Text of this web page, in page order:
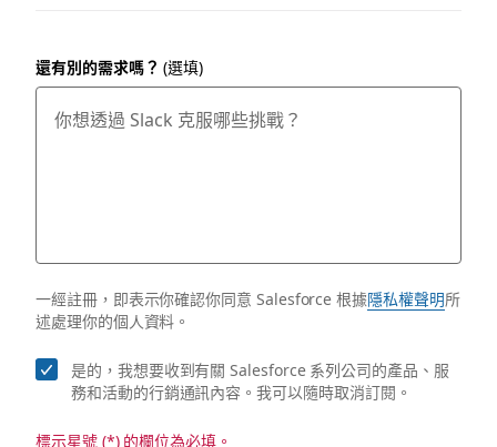
還有別的需求嗎？ (選填)
一經註冊，即表示你確認你同意 Salesforce 根據隱私權聲明所
述處理你的個人資料。
是的，我想要收到有關 Salesforce 系列公司的產品、服
務和活動的行銷通訊內容。我可以隨時取消訂閱。
標示星號 (*) 的欄位為必填。